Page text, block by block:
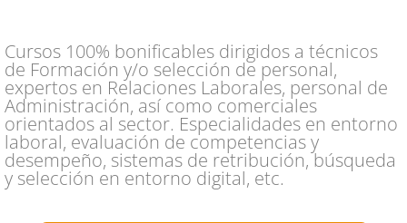
Cursos 100% bonificables dirigidos a técnicos
de Formación y/o selección de personal,
expertos en Relaciones Laborales, personal de
Administración, así como comerciales
orientados al sector. Especialidades en entorno
laboral, evaluación de competencias y
desempeño, sistemas de retribución, búsqueda
y selección en entorno digital, etc.